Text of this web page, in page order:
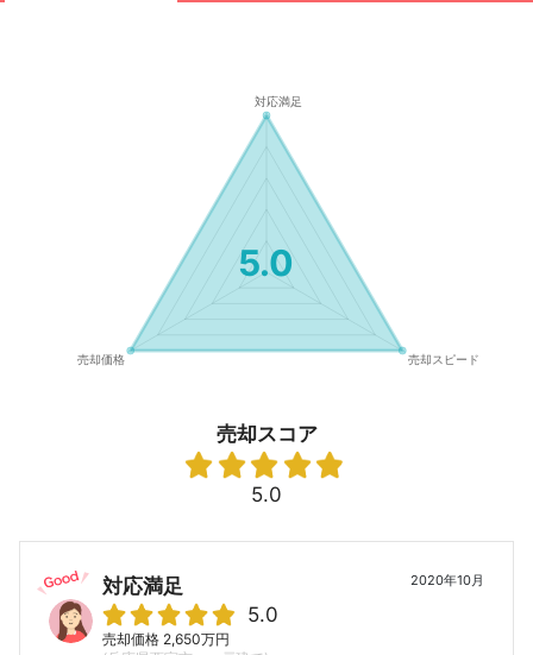
5.0
売却スコア
5.0
2020年10月
対応満足
5.0
売却価格 2,650万円